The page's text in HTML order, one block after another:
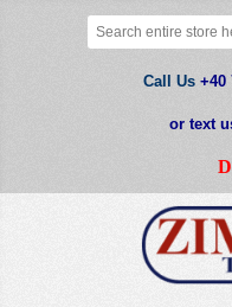
Call Us +40
or text